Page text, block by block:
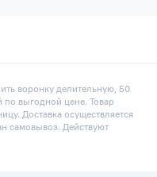
воронку делительную, 50
по выгодной цене. Товар
Доставка осуществляется
самовывоз. Действуют